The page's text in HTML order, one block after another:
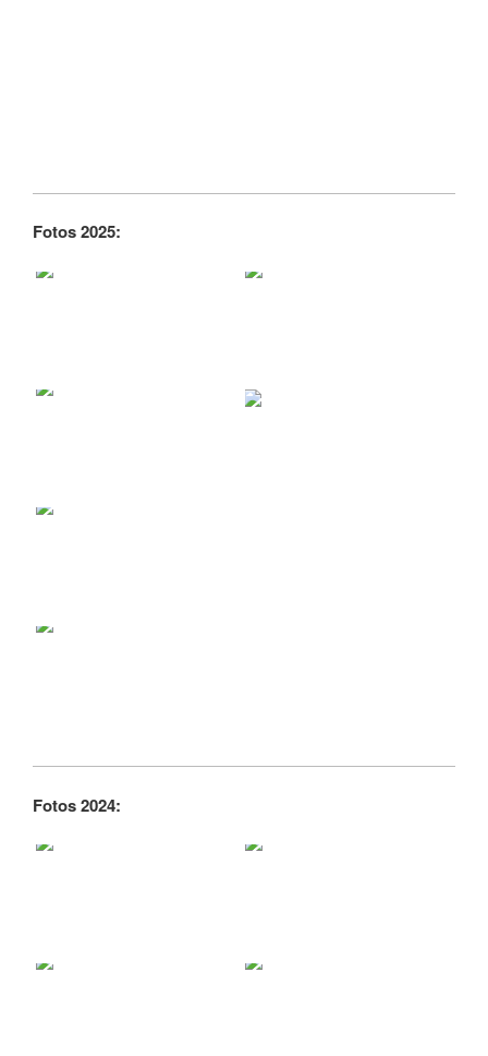
Fotos 2025:
Fotos 2024: